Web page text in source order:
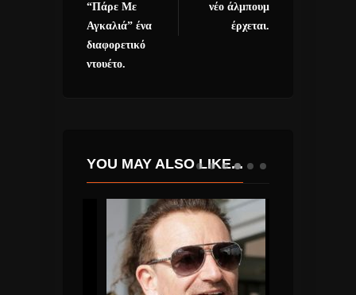
“Πάρε Με
Αγκαλιά” ένα
διαφορετικό
ντουέτο.
νέο άλμπουμ
έρχεται.
YOU MAY ALSO LIKE...